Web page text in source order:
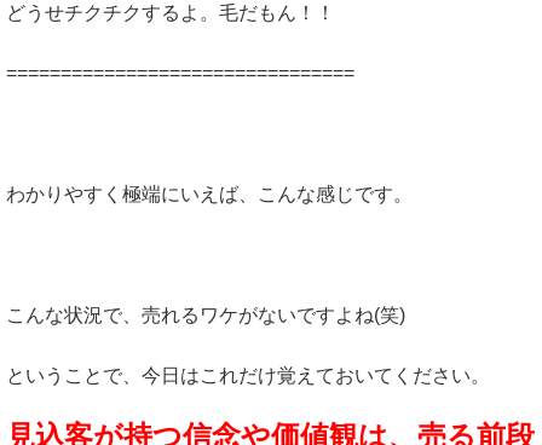
どうせチクチクするよ。毛だもん！！
================================
わかりやすく極端にいえば、こんな感じです。
こんな状況で、売れるワケがないですよね(笑)
ということで、今日はこれだけ覚えておいてください。
見込客が持つ信念や価値観は、売る前段